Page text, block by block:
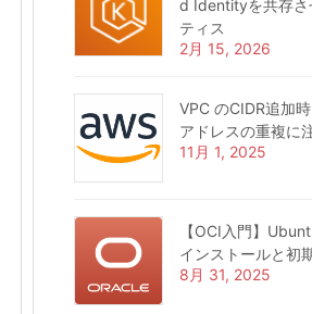
d Identityを共存さ
ティス
2月 15, 2026
VPC のCIDR追加
アドレスの重複に
11月 1, 2025
【OCI入門】
インストールと初
8月 31, 2025